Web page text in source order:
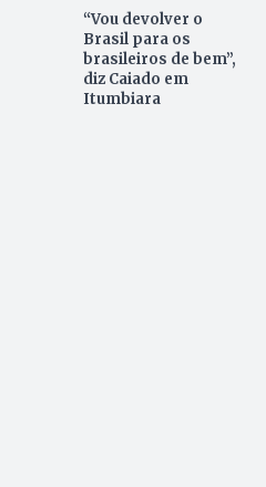
“Vou devolver o
Brasil para os
brasileiros de bem”,
diz Caiado em
Itumbiara